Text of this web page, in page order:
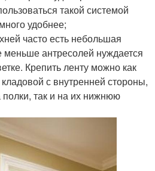
такой системой
удобнее;
часто есть небольшая
меньше антресолей нуждается
Крепить ленту можно как
с внутренней стороны,
полки, так и на их нижнюю